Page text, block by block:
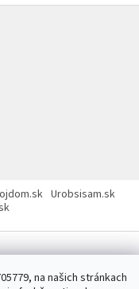
na našich stránkach
Urobsisam.sk